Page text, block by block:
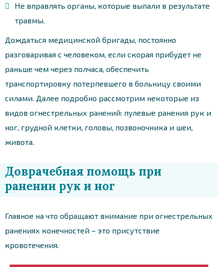
Не вправлять органы, которые выпали в результате
травмы.
Дождаться медицинской бригады, постоянно
разговаривая с человеком, если скорая прибудет не
раньше чем через полчаса, обеспечить
транспортировку потерпевшего в больницу своими
силами. Далее подробно рассмотрим некоторые из
видов огнестрельных ранений: пулевые ранения рук и
ног, грудной клетки, головы, позвоночника и шеи,
живота.
Доврачебная помощь при
ранении рук и ног
Главное на что обращают внимание при огнестрельных
ранениях конечностей – это присутствие
кровотечения.